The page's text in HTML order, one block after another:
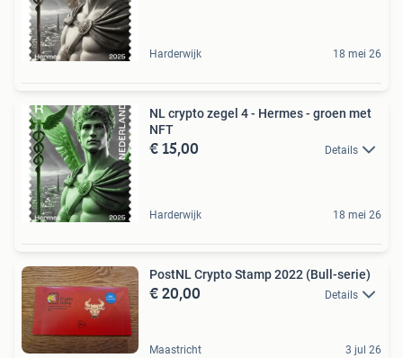
Harderwijk 18 mei 26
NL crypto zegel 4 - Hermes - groen met
NFT
€ 15,00 Details
Harderwijk 18 mei 26
PostNL Crypto Stamp 2022 (Bull-serie)
€ 20,00 Details
Maastricht 3 jul 26